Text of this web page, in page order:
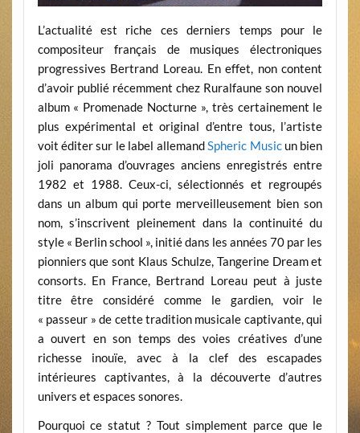
L’actualité est riche ces derniers temps pour le
compositeur français de musiques électroniques
progressives Bertrand Loreau. En effet, non content
d’avoir publié récemment chez Ruralfaune son nouvel
album « Promenade Nocturne », très certainement le
plus expérimental et original d’entre tous, l’artiste
voit éditer sur le label allemandSpheric Musicun bien
joli panorama d’ouvrages anciens enregistrés entre
1982 et 1988. Ceux-ci, sélectionnés et regroupés
dans un album qui porte merveilleusement bien son
nom, s’inscrivent pleinement dans la continuité du
style « Berlin school », initié dans les années 70 par les
pionniers que sont Klaus Schulze, Tangerine Dream et
consorts. En France, Bertrand Loreau peut à juste
titre être considéré comme le gardien, voir le
« passeur » de cette tradition musicale captivante, qui
a ouvert en son temps des voies créatives d’une
richesse inouïe, avec à la clef des escapades
intérieures captivantes, à la découverte d’autres
univers et espaces sonores.
Pourquoi ce statut ? Tout simplement parce que le